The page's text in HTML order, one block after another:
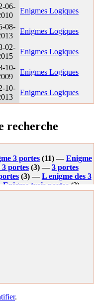
06-
Enigmes Logiques
08-
Enigmes Logiques
02-
Enigmes Logiques
10-
Enigmes Logiques
10-
Enigmes Logiques
recherche
3 portes(11) —Enigme
portes(3) —3 portes
(3) —L enigme des 3
Enigme trois portes(2) —
gardiens avec da ou
a le droit d ouvrir une
porte
ouvrir la porte
16 porte(1) —Enigme
3 portes
.